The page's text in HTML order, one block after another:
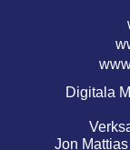
Digitala
Jon